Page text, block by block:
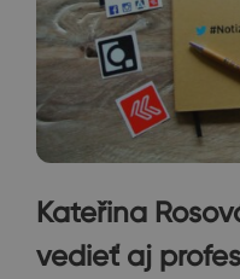
Kateřina
vedieť aj